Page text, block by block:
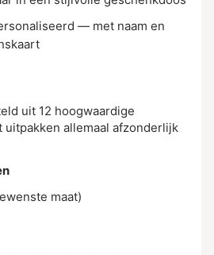
— met naam en
uit 12 hoogwaardige
allemaal afzonderlijk
maat)